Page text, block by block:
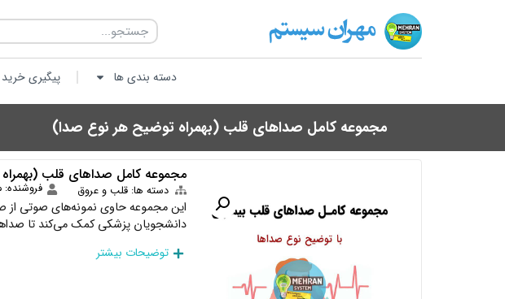
دسته بندی ها پیگیری خرید
مجموعه کامل صداهای قلب (بهمراه توضیح هر نوع صدا)
مجموعه کامل صداهای قلب
دسته ها: قلب و عروق
این مجموعه حاوی نمونه‌های صوتی از
دانشجویان پزشکی کمک می‌کند تا
توضیحات بیشتر